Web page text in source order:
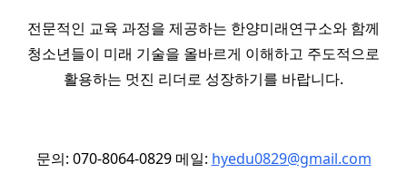
전문적인 교육 과정을 제공하는 한양미래연구소와 함께
청소년들이 미래 기술을 올바르게 이해하고 주도적으로
활용하는 멋진 리더로 성장하기를 바랍니다.
문의: 070-8064-0829 메일: hyedu0829@gmail.com